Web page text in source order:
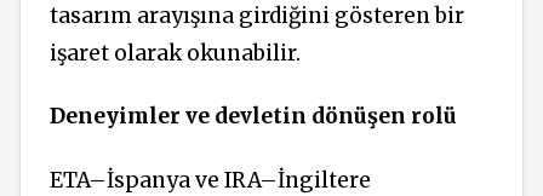
tasarım arayışına girdiğini gösteren bir
işaret olarak okunabilir.
Deneyimler ve devletin dönüşen rolü
ETA–İspanya ve IRA–İngiltere